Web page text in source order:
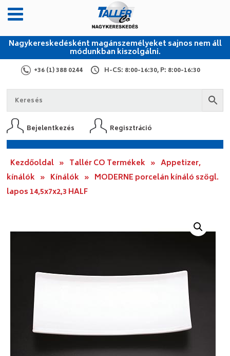
Nagykereskedésként magánszemélyeket sajnos nem áll
módunkban kiszolgálni.
+36 (1) 388 0244 H-CS: 8:00-16:30, P: 8:00-16:30
Bejelentkezés Regisztráció
Kezdőoldal » Tallér CO Termékek » Appetizer,
kínálók » Kínálók » MODERNE porcelán kínáló szögl.
lapos 14,5x7x2,3 HALF